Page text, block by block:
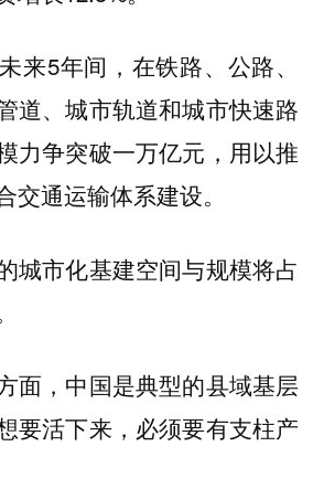
来5年间，在铁路、公路、
道、城市轨道和城市快速路
力争突破一万亿元，用以推
交通运输体系建设。
城市化基建空间与规模将占
面，中国是典型的县域基层
要活下来，必须要有支柱产